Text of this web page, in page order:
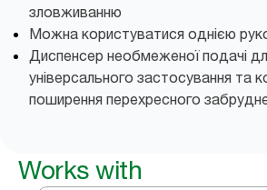
зловживанню
Можна користуватися однією
Диспенсер необмеженої подачі
універсального застосування та
поширення перехресного
Works with